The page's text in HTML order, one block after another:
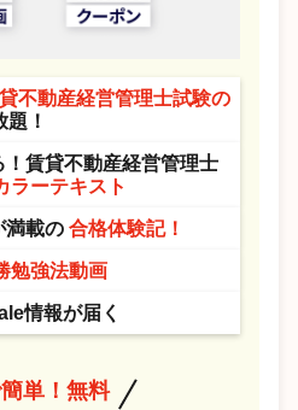
不動産経営管理士試験の
！
賃貸不動産経営管理士
ラーテキスト
満載の 合格体験記！
勉強法動画
情報が届く
単！無料